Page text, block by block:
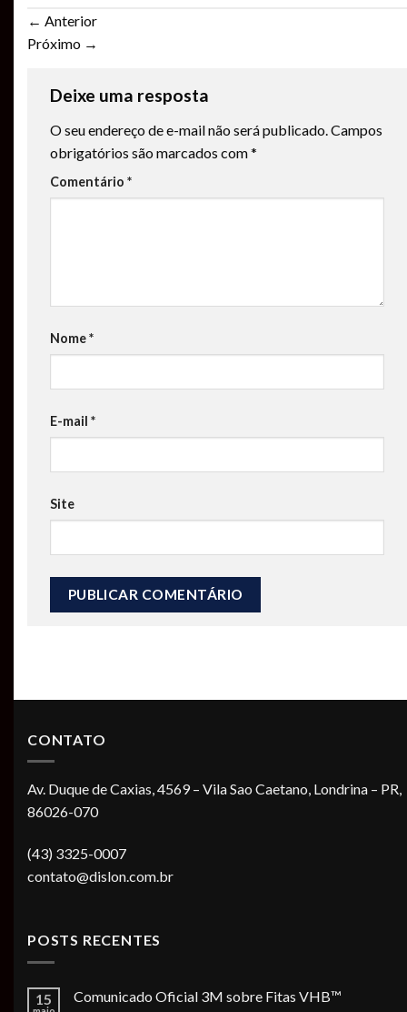
← Anterior
Próximo →
Deixe uma resposta
O seu endereço de e-mail não será publicado.Campos
obrigatórios são marcados com*
Comentário *
Nome*
E-mail *
Site
CONTATO
Av. Duque de Caxias, 4569 – Vila Sao Caetano, Londrina – PR,
86026-070
(43) 3325-0007
contato@dislon.com.br
POSTS RECENTES
15 Comunicado Oficial 3M sobre Fitas VHB™